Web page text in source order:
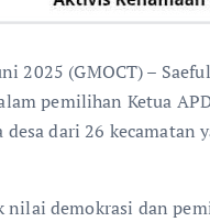
2025 (GMOCT) –
pemilihan Ketua
dari 26 kecamatan
demokrasi dan